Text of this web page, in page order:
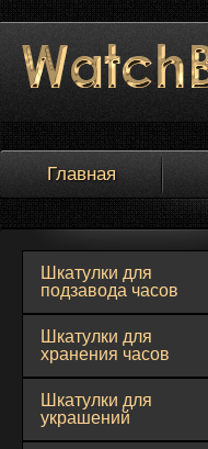
Главная
Шкатулки для
подзавода часов
Шкатулки для
хранения часов
Шкатулки для
украшений